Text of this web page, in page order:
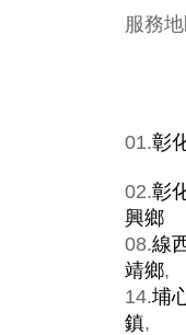
服務
01.彰
02.彰
興鄉
08.線
靖鄉,
14.埔
鎮,